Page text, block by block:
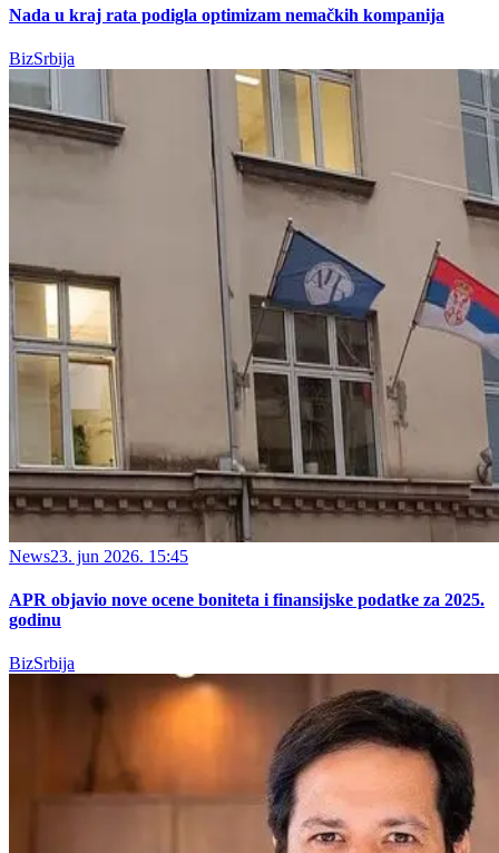
Nada u kraj rata podigla optimizam nemačkih kompanija
BizSrbija
News23. jun 2026. 15:45
APR objavio nove ocene boniteta i finansijske podatke za 2025.
godinu
BizSrbija